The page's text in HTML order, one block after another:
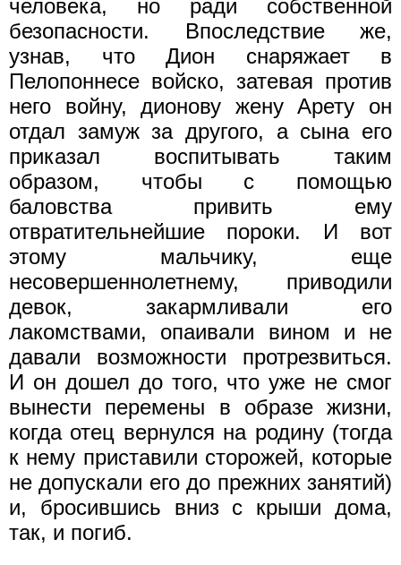
человека, но ради собственной
безопасности. Впоследствие же,
узнав, что Дион снаряжает в
Пелопоннесе войско, затевая против
него войну, дионову жену Арету он
отдал замуж за другого, а сына его
приказал воспитывать таким
образом, чтобы с помощью
баловства привить ему
отвратительнейшие пороки. И вот
этому мальчику, еще
несовершеннолетнему, приводили
девок, закарм­ливали его
лакомствами, опаивали вином и не
давали возмож­ности протрезвиться.
И он дошел до того, что уже не смог
вынести перемены в образе жизни,
когда отец вернулся на родину (тогда
к нему приставили сторожей, которые
не допускали его до прежних занятий)
и, бросившись вниз с крыши дома,
так, и погиб.